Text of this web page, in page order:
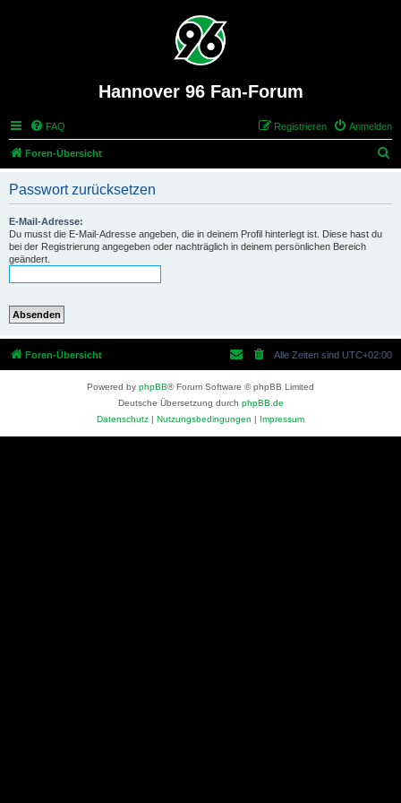
Hannover 96 Fan-Forum
FAQ Anmelden
Registrieren
Foren-Übersicht
Passwort zurücksetzen
E-Mail-Adresse:
Du musst die E-Mail-Adresse angeben, die in deinem Profil hinterlegt ist. Diese hast du
bei der Registrierung angegeben oder nachträglich in deinem persönlichen Bereich
geändert.
Foren-Übersicht Alle Zeiten sind UTC+02:00
Powered by phpBB® Forum Software © phpBB Limited
Deutsche Übersetzung durch phpBB.de
Datenschutz | Nutzungsbedingungen | Impressum